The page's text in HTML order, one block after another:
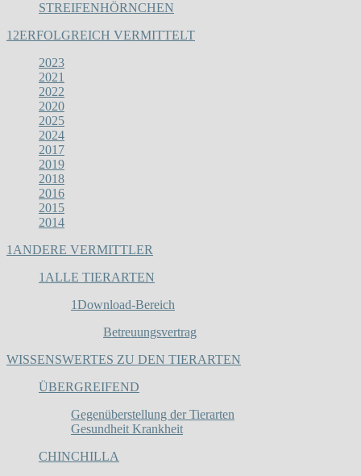
STREIFENHÖRNCHEN
12ERFOLGREICH VERMITTELT
2023
2021
2022
2020
2025
2024
2017
2019
2018
2016
2015
2014
1ANDERE VERMITTLER
1ALLE TIERARTEN
1Download-Bereich
Betreuungsvertrag
WISSENSWERTES ZU DEN TIERARTEN
ÜBERGREIFEND
Gegenüberstellung der Tierarten
Gesundheit Krankheit
CHINCHILLA